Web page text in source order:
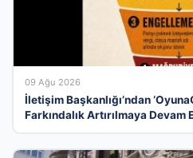
09 Ağu 2026
İletişim Başkanlığı’ndan
Farkındalık Artırılmaya Devam